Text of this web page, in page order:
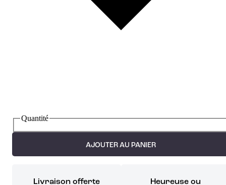
Quantité
AJOUTER AU PANIER
Livraison offerte Heureuse ou